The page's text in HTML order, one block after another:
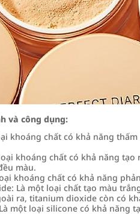
và công dụng:
khoáng chất có khả năng
khoáng chất có khả năng
màu.
khoáng chất có khả năng
Là một loại chất tạo màu
ra, titanium dioxide còn có
một loại silicone có khả năng